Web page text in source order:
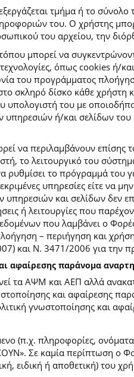
τμήμα ή το σύνολο
του. Ο χρήστης
του αρχείου, την
μπορεί να
όπως cookies ή/
του προγράμματος
σκληρό δίσκο κάθε
υπολογιστή του με
ή/και σελίδων του
να περιλαμβάνουν
το λειτουργικό του
ρυθμίσει το πρόγραμμά του
υπηρεσίες είτε να
υπηρεσιών και σελίδων δεν
ή λειτουργίες που
που λαμβάνει ο
– περιήγηση και
και Ν. 3471/2006 για την
αφαίρεσης παράνομα
τα ΑΨΜ και ΑΕΠ αλλά
και αφαίρεσης
γνωστοποίησης και
(π.χ. πληροφορίες,
Σε καμία περίπτωση ο
ειδική ή αποθετική) του